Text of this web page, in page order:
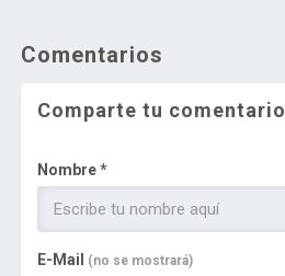
Comentarios
Comparte tu comentario
Nombre *
E-Mail (no se mostrará)